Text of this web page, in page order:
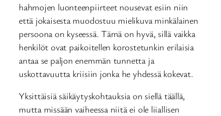
hahmojen luonteenpiirteet nousevat esiin niin
että jokaisesta muodostuu mielikuva minkälainen
persoona on kyseessä. Tämä on hyvä, sillä vaikka
henkilöt ovat paikoitellen korostetunkin erilaisia
antaa se paljon enemmän tunnetta ja
uskottavuutta kriisiin jonka he yhdessä kokevat.
Yksittäisiä säikäytyskohtauksia on siellä täällä,
mutta missään vaiheessa niitä ei ole liiallisen